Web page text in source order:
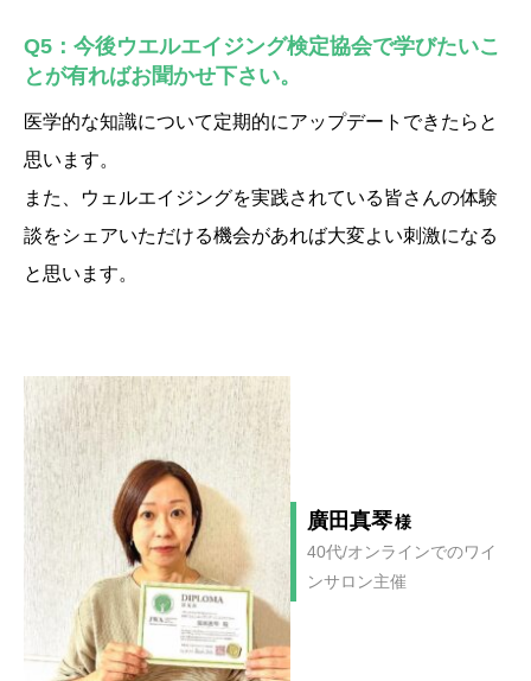
Q5：今後ウエルエイジング検定協会で学びたいこ
とが有ればお聞かせ下さい。
医学的な知識について定期的にアップデートできたらと
思います。
また、ウェルエイジングを実践されている皆さんの体験
談をシェアいただける機会があれば大変よい刺激になる
と思います。
廣田真琴様
40代/オンラインでのワイ
ンサロン主催